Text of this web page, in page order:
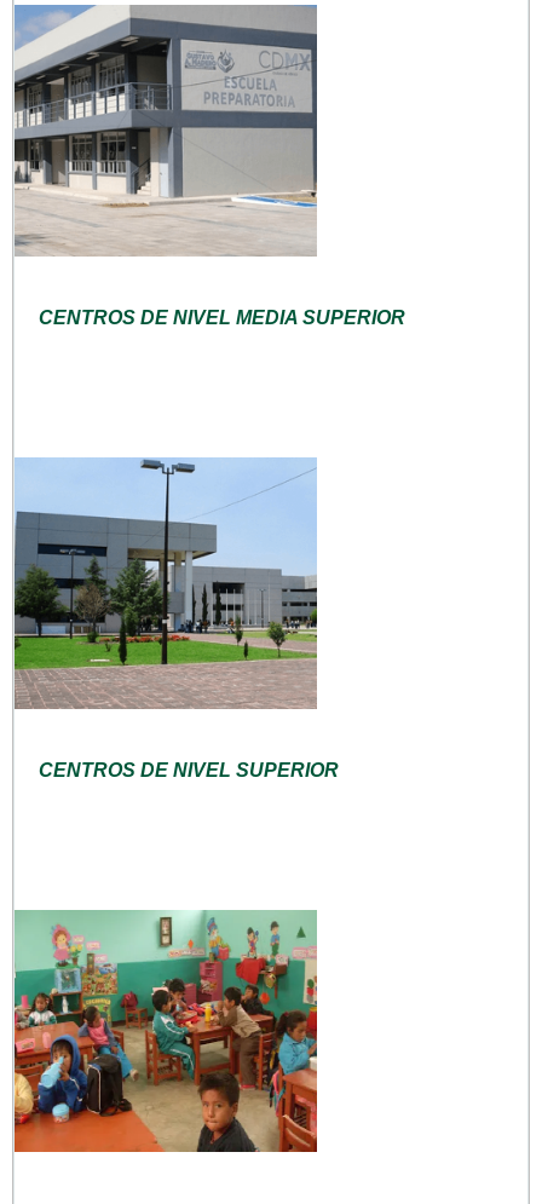
CENTROS DE NIVEL MEDIA SUPERIOR
CENTROS DE NIVEL SUPERIOR